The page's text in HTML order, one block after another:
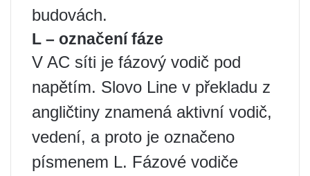
budovách.
L – označení fáze
V AC síti je fázový vodič pod
napětím. Slovo Line v překladu z
angličtiny znamená aktivní vodič,
vedení, a proto je označeno
písmenem L. Fázové vodiče